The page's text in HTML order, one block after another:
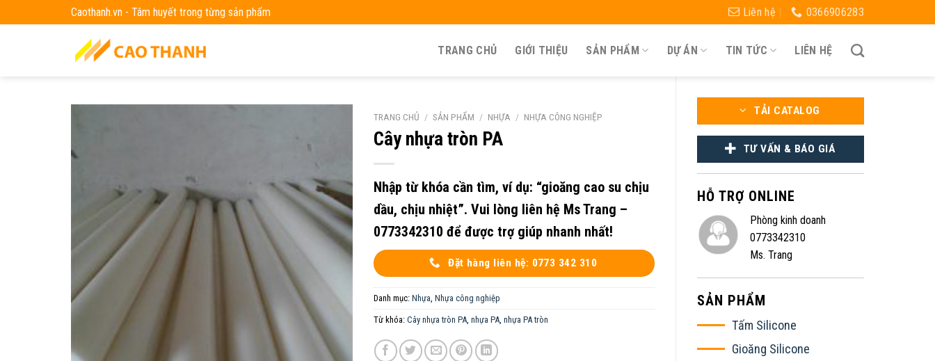
to
Caothanh.vn - Tâm huyết trong từng sản phẩm Liên hệ 0366906283
TRANG CHỦ GIỚI THIỆU SẢN PHẨM DỰ ÁN TIN TỨC LIÊN HỆ
TẢI CATALOG
TƯ VẤN & BÁO GIÁ
HỖ TRỢ ONLINE
Phòng kinh doanh
0773342310
Ms. Trang
SẢN PHẨM
Tấm Silicone
Gioăng Silicone
TRANG CHỦ / SẢN PHẨM / NHỰA / NHỰA CÔNG NGHIỆP
Cây nhựa tròn PA
Nhập từ khóa cần tìm, ví dụ: “gioăng cao su chịu
dầu, chịu nhiệt”. Vui lòng liên hệ Ms Trang –
0773342310 để được trợ giúp nhanh nhất!
Đặt hàng liên hệ: 0773 342 310
Danh mục: Nhựa, Nhựa công nghiệp
Từ khóa: Cây nhựa tròn PA, nhựa PA, nhựa PA tròn